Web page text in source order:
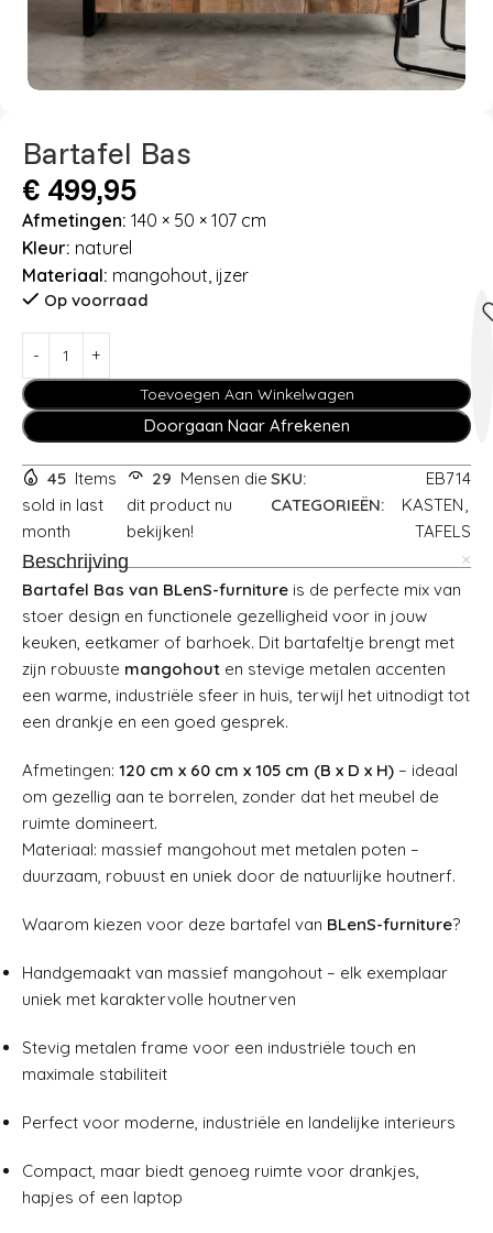
Bartafel Bas
€ 499,95
Afmetingen: 140 × 50 × 107 cm
Kleur: naturel
Materiaal: mangohout, ijzer
Op voorraad
Toevoegen Aan Winkelwagen
Doorgaan Naar Afrekenen
45 Items
sold in last
month
29 Mensen die
dit product nu
bekijken!
SKU:
EB714
CATEGORIEËN:
KASTEN,
TAFELS
Beschrijving
Bartafel Bas van BLenS-furniture is de perfecte mix van
stoer design en functionele gezelligheid voor in jouw
keuken, eetkamer of barhoek. Dit bartafeltje brengt met
zijn robuuste mangohout en stevige metalen accenten
een warme, industriële sfeer in huis, terwijl het uitnodigt tot
een drankje en een goed gesprek.
Afmetingen: 120 cm x 60 cm x 105 cm (B x D x H) – ideaal
om gezellig aan te borrelen, zonder dat het meubel de
ruimte domineert.
Materiaal: massief mangohout met metalen poten –
duurzaam, robuust en uniek door de natuurlijke houtnerf.
Waarom kiezen voor deze bartafel van BLenS-furniture?
Handgemaakt van massief mangohout – elk exemplaar
uniek met karaktervolle houtnerven
Stevig metalen frame voor een industriële touch en
maximale stabiliteit
Perfect voor moderne, industriële en landelijke interieurs
Compact, maar biedt genoeg ruimte voor drankjes,
hapjes of een laptop